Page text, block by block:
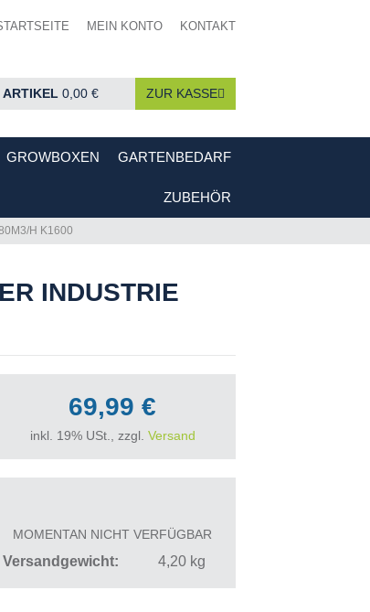
MEIN KONTO KONTAKT
ARTIKEL 0,00 € ZUR KASSE
GROWBOXEN GARTENBEDARF
ZUBEHÖR
H K1600
INDUSTRIE
69,99 €
inkl. 19% USt., zzgl. Versand
MOMENTAN NICHT VERFÜGBAR
Versandgewicht 4,20 kg